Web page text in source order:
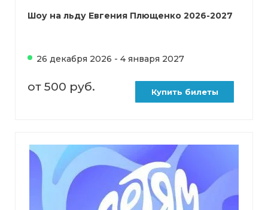
Шоу на льду Евгения Плющенко 2026-2027
26 декабря 2026 - 4 января 2027
от 500 руб. Купить билеты